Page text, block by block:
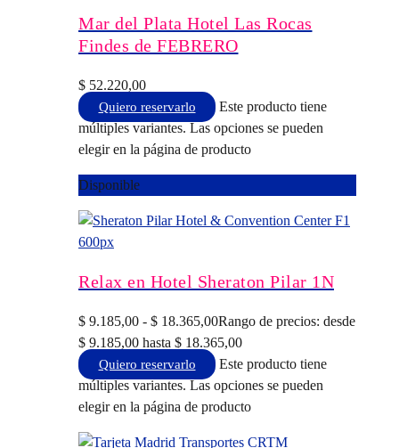
Mar del Plata Hotel Las Rocas
Findes de FEBRERO
$ 52.220,00
Quiero reservarlo
Este producto tiene
múltiples variantes. Las opciones se pueden
elegir en la página de producto
Disponible
Relax en Hotel Sheraton Pilar 1N
$ 9.185,00 - $ 18.365,00Rango de precios: desde
$ 9.185,00 hasta $ 18.365,00
Quiero reservarlo
Este producto tiene
múltiples variantes. Las opciones se pueden
elegir en la página de producto